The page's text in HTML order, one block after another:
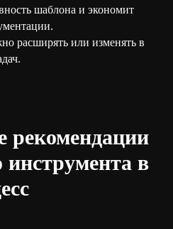
шаблона и экономит
расширять или изменять в
рекомендации
в